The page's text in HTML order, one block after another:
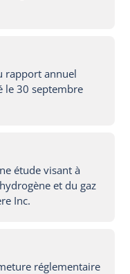
rapport annuel
le 30 septembre
étude visant à
et du gaz
Inc.
réglementaire